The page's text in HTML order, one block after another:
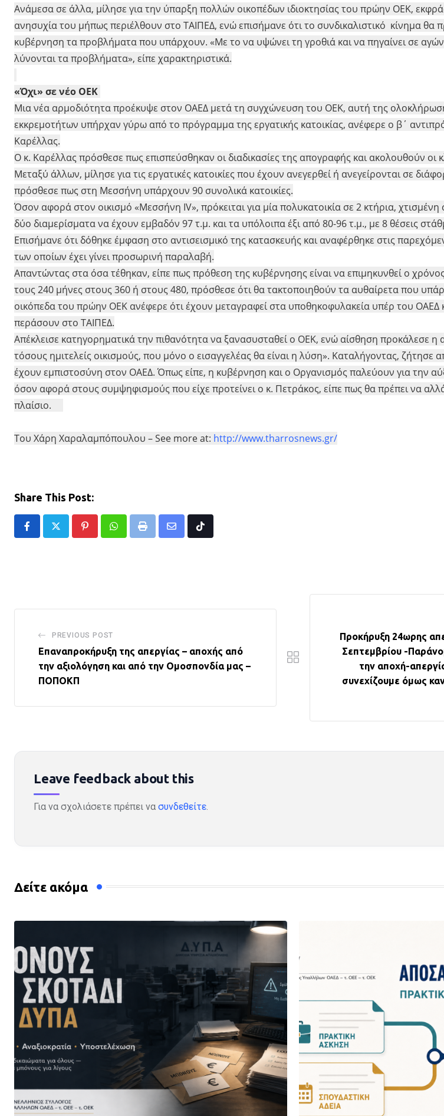
Ανάμεσα σε άλλα, μίλησε για την ύπαρξη πολλών οικοπέδων ιδιοκτησίας του πρώην ΟΕΚ,
ανησυχία του μήπως περιέλθουν στο ΤΑΙΠΕΔ, ενώ επισήμανε ότι το συνδικαλιστικό κίνημα θα
κυβέρνηση τα προβλήματα που υπάρχουν. «Με το να υψώνει τη γροθιά και να πηγαίνει σε
λύνονται τα προβλήματα», είπε χαρακτηριστικά.
«Όχι» σε νέο ΟΕΚ
Μια νέα αρμοδιότητα προέκυψε στον ΟΑΕΔ μετά τη συγχώνευση του ΟΕΚ, αυτή της
εκκρεμοτήτων υπήρχαν γύρω από το πρόγραμμα της εργατικής κατοικίας, ανέφερε ο β΄
Καρέλλας.
Ο κ. Καρέλλας πρόσθεσε πως επισπεύσθηκαν οι διαδικασίες της απογραφής και ακολουθούν οι
Μεταξύ άλλων, μίλησε για τις εργατικές κατοικίες που έχουν ανεγερθεί ή ανεγείρονται σε
πρόσθεσε πως στη Μεσσήνη υπάρχουν 90 συνολικά κατοικίες.
Όσον αφορά στον οικισμό «Μεσσήνη IV», πρόκειται για μία πολυκατοικία σε 2 κτήρια, χτισμένη
δύο διαμερίσματα να έχουν εμβαδόν 97 τ.μ. και τα υπόλοιπα έξι από 80-96 τ.μ., με 8 θέσεις
Επισήμανε ότι δόθηκε έμφαση στο αντισεισμικό της κατασκευής και αναφέρθηκε στις
των οποίων έχει γίνει προσωρινή παραλαβή.
Απαντώντας στα όσα τέθηκαν, είπε πως πρόθεση της κυβέρνησης είναι να επιμηκυνθεί ο
τους 240 μήνες στους 360 ή στους 480, πρόσθεσε ότι θα τακτοποιηθούν τα αυθαίρετα που
οικόπεδα του πρώην ΟΕΚ ανέφερε ότι έχουν μεταγραφεί στα υποθηκοφυλακεία υπέρ του ΟΑΕΔ
περάσουν στο ΤΑΙΠΕΔ.
Απέκλεισε κατηγορηματικά την πιθανότητα να ξανασυσταθεί ο ΟΕΚ, ενώ αίσθηση προκάλεσε η
τόσους ημιτελείς οικισμούς, που μόνο ο εισαγγελέας θα είναι η λύση». Καταλήγοντας, ζήτησε
έχουν εμπιστοσύνη στον ΟΑΕΔ. Όπως είπε, η κυβέρνηση και ο Οργανισμός παλεύουν για την
όσον αφορά στους συμψηφισμούς που είχε προτείνει ο κ. Πετράκος, είπε πως θα πρέπει να
πλαίσιο.
Του Χάρη Χαραλαμπόπουλου – See more at: http://www.tharrosnews.gr/
Share This Post:
PinterestWhatsappPrint
Share
Tiktok
PREVIOUS POST
Επαναπροκήρυξη της απεργίας – αποχής από
την αξιολόγηση και από την Ομοσπονδία μας –
ΠΟΠΟΚΠ
Προκήρυξη 24ωρης
Σεπτεμβρίου -
την αποχή-
συνεχίζουμε όμως
Leave feedback about this
Για να σχολιάσετε πρέπει να συνδεθείτε.
Δείτε ακόμα